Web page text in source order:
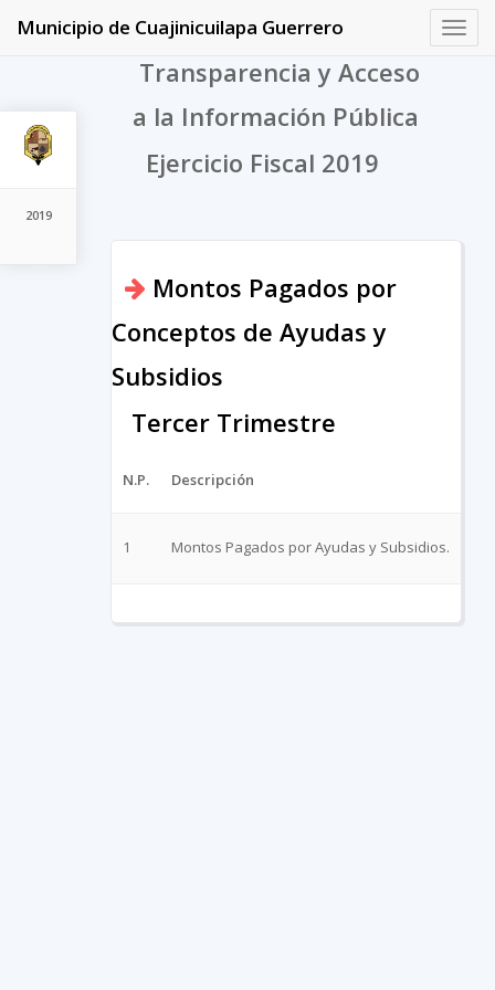
2019
Municipio de Cuajinicuilapa Guerrero
Transparencia y Acceso
a la Información Pública
Ejercicio Fiscal 2019
Montos Pagados por
Conceptos de Ayudas y
Subsidios
Tercer Trimestre
N.P. Descripción
1 Montos Pagados por Ayudas y Subsidios.